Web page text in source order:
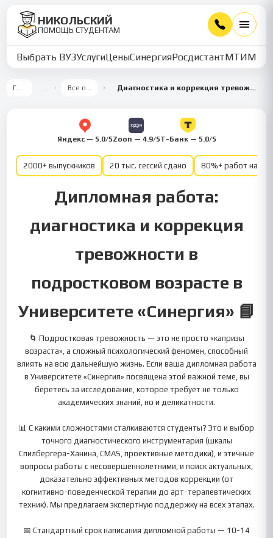
НИКОЛЬСКИЙ
ПОМОЩЬ СТУДЕНТАМ
Выбрать ВУЗУслугиЦеныСинергияРосдистантМТИММУ
Главная … Все предметы Диагностика и коррекция тревожности в подростковом возрасте
Яндекс — 5.0/5Zoon — 4.9/5Т-Банк — 5.0/5
2000+ выпускников 20 тыс. сессий сдано 80%+ работ на
Дипломная работа:
диагностика и коррекция
тревожности в
подростковом возрасте в
Университете «Синергия» 📘
🌀 Подростковая тревожность — это не просто «капризы
возраста», а сложный психологический феномен, способный
влиять на всю дальнейшую жизнь. Если ваша дипломная работа
в Университете «Синергия» посвящена этой важной теме, вы
беретесь за исследование, которое требует не только
академических знаний, но и деликатности.
📊 С какими сложностями сталкиваются студенты? Это и выбор
точного диагностического инструментария (шкалы
Спилбергера-Ханина, CMAS, проективные методики), и этичные
вопросы работы с несовершеннолетними, и поиск актуальных,
доказательно эффективных методов коррекции (от
когнитивно-поведенческой терапии до арт-терапевтических
техник). Мы предлагаем экспертную поддержку на всех этапах.
📅 Стандартный срок написания дипломной работы — 10-14